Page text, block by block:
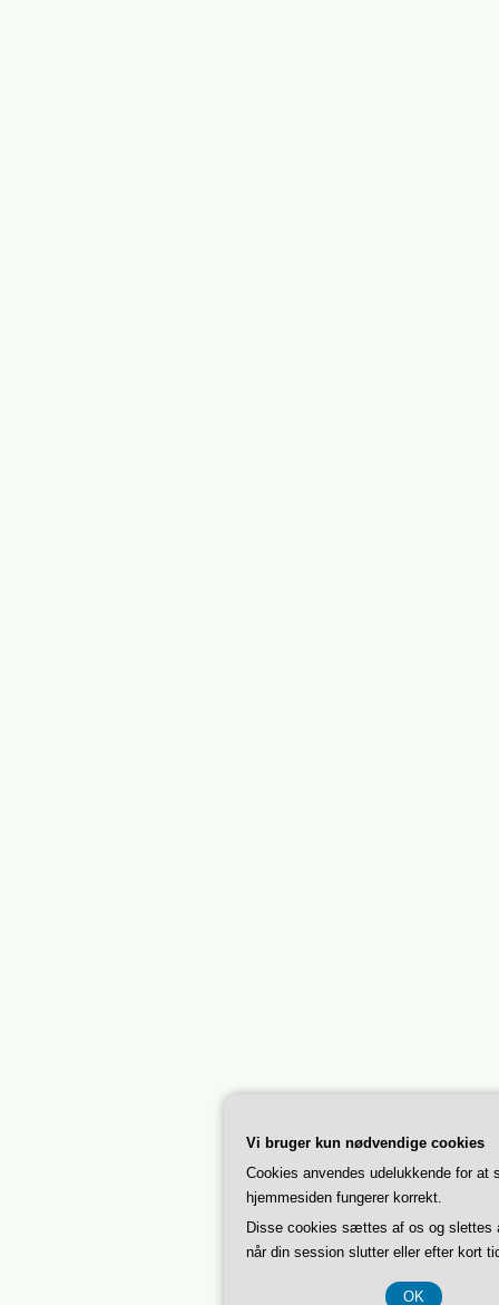
Vi bruger kun nødvendige cookies
Cookies anvendes udelukkende for at
hjemmesiden fungerer korrekt.
Disse cookies sættes af os og slettes
når din session slutter eller efter kort
OK